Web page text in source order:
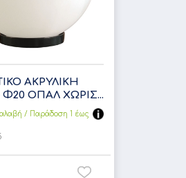
ΑΚΡΥΛΙΚΗ
ΟΠΑΛ ΧΩΡΙΣ...
/ Παράδoση 1 έως